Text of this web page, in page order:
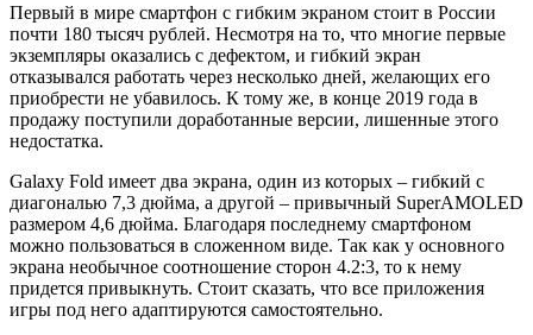
Первый в мире смартфон с гибким экраном стоит в России
почти 180 тысяч рублей. Несмотря на то, что многие первые
экземпляры оказались с дефектом, и гибкий экран
отказывался работать через несколько дней, желающих его
приобрести не убавилось. К тому же, в конце 2019 года в
продажу поступили доработанные версии, лишенные этого
недостатка.
Galaxy Fold имеет два экрана, один из которых – гибкий с
диагональю 7,3 дюйма, а другой – привычный SuperAMOLED
размером 4,6 дюйма. Благодаря последнему смартфоном
можно пользоваться в сложенном виде. Так как у основного
экрана необычное соотношение сторон 4.2:3, то к нему
придется привыкнуть. Стоит сказать, что все приложения
игры под него адаптируются самостоятельно.